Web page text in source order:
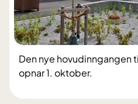
Den nye hovudinngangen
opnar 1. oktober.